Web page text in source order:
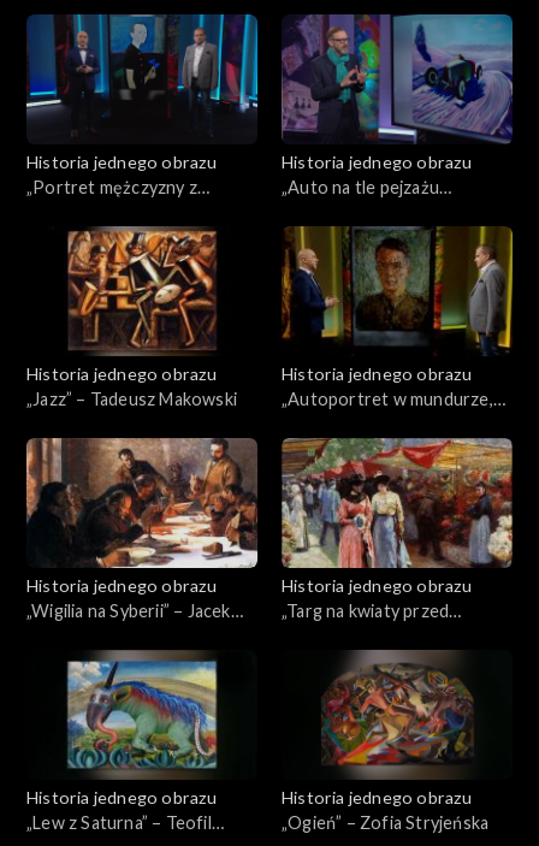
Smoleńska” – Jan Matejko
Historia jednego obrazu
„Portret mężczyzny z
Historia jednego obrazu
„Auto na tle pejzażu
Malczewski
Historia jednego obrazu
„Jazz” – Tadeusz Makowski
Historia jednego obrazu
„Autoportret w mundurze,
Bohusz-Szyszko
Historia jednego obrazu
„Wigilia na Syberii” – Jacek
Historia jednego obrazu
„Targ na kwiaty przed
Paryżu” – Józef Pankiewicz
Historia jednego obrazu
„Lew z Saturna” – Teofil
Historia jednego obrazu
„Ogień” – Zofia Stryjeńska